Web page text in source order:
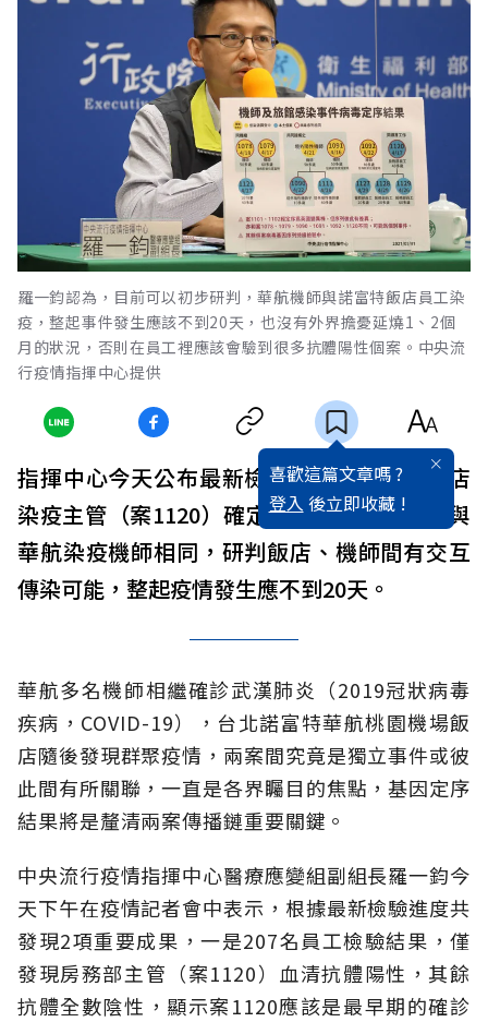
羅一鈞認為，目前可以初步研判，華航機師與諾富特飯店員工染
疫，整起事件發生應該不到20天，也沒有外界擔憂延燒1、2個
月的狀況，否則在員工裡應該會驗到很多抗體陽性個案。中央流
行疫情指揮中心提供
喜歡這篇文章嗎 ?
登入 後立即收藏 !
指揮中心今天公布最新檢驗結果，諾富特飯店
染疫主管（案1120）確定感染英國變異株，與
華航染疫機師相同，研判飯店、機師間有交互
傳染可能，整起疫情發生應不到20天。
華航多名機師相繼確診武漢肺炎（2019冠狀病毒
疾病，COVID-19），台北諾富特華航桃園機場飯
店隨後發現群聚疫情，兩案間究竟是獨立事件或彼
此間有所關聯，一直是各界矚目的焦點，基因定序
結果將是釐清兩案傳播鏈重要關鍵。
中央流行疫情指揮中心醫療應變組副組長羅一鈞今
天下午在疫情記者會中表示，根據最新檢驗進度共
發現2項重要成果，一是207名員工檢驗結果，僅
發現房務部主管（案1120）血清抗體陽性，其餘
抗體全數陰性，顯示案1120應該是最早期的確診